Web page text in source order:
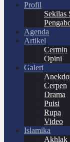
Profil
Sekilas
Agenda
Artikel
Cermin
Opini
Galeri
Cerpen
Drama
Puisi
Rupa
Video
Islamika
Akhlak